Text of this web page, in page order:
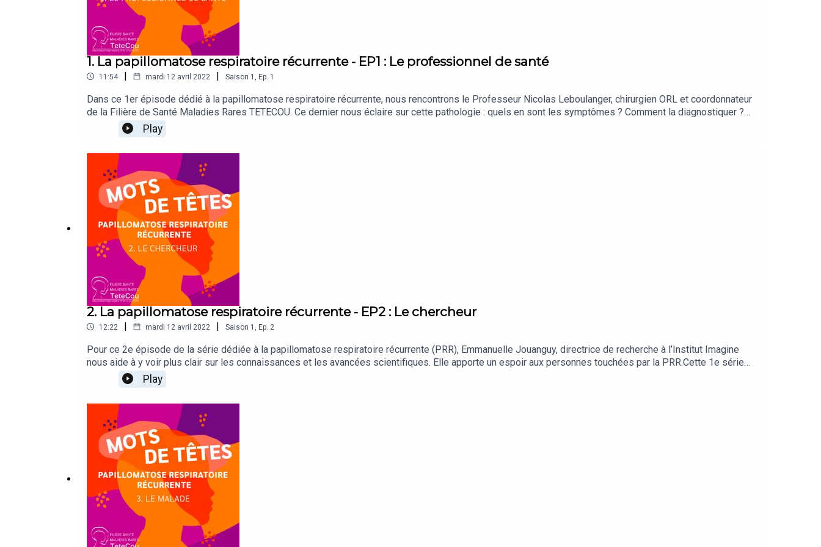
1. La papillomatose respiratoire récurrente - EP1 : Le professionnel de santé
11:54 | mardi 12 avril 2022 | Saison 1 Ep. 1
Dans ce 1er épisode dédié à la papillomatose respiratoire récurrente, nous rencontrons le Professeur Nicolas Leboulanger, chirurgien ORL et coordonnateur
de la Filière de Santé Maladies Rares TETECOU. Ce dernier nous éclaire sur cette pathologie : quels en sont les symptômes ? Comment la diagnostiquer ?
Quels en sont les traitements ? Comment évolue-t-elle ? Dans cet épisode, vous trouverez les réponses à toutes ces questions sur cette maladie causée
par une infection au virus du papillome humain, qui se manifeste par la formation d’amas de cellules non cancéreuses dans les voies respiratoires.Pour en
Play
2. La papillomatose respiratoire récurrente - EP2 : Le chercheur
12:22 | mardi 12 avril 2022 | Saison 1 Ep. 2
Pour ce 2e épisode de la série dédiée à la papillomatose respiratoire récurrente (PRR), Emmanuelle Jouanguy, directrice de recherche à l’Institut Imagine
nous aide à y voir plus clair sur les connaissances et les avancées scientifiques. Elle apporte un espoir aux personnes touchées par la PRR.Cette 1e série
est dédiée à la papillomatose respiratoire récurrente, maladie causée par une infection au virus du papillome humain, qui se manifeste par la formation
d’amas de cellules non cancéreuses dans les voies respiratoires.Pour en savoir +
Play